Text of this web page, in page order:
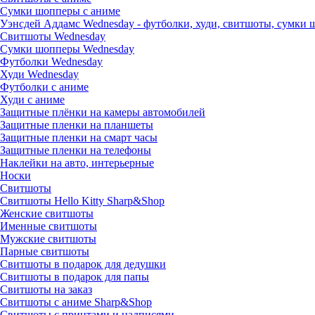
Сумки шопперы с аниме
Уэнсдей Аддамс Wednesday - футболки, худи, свитшоты, сумки
Свитшоты Wednesday
Сумки шопперы Wednesday
Футболки Wednesday
Худи Wednesday
Футболки с аниме
Худи с аниме
Защитные плёнки на камеры автомобилей
Защитные пленки на планшеты
Защитные пленки на смарт часы
Защитные пленки на телефоны
Наклейки на авто, интерьерные
Носки
Свитшоты
Cвитшоты Hello Kitty Sharp&Shop
Женские свитшоты
Именные свитшоты
Мужские свитшоты
Парные свитшоты
Свитшоты в подарок для дедушки
Свитшоты в подарок для папы
Свитшоты на заказ
Свитшоты с аниме Sharp&Shop